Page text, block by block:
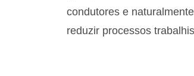
condutores e
reduzir processos